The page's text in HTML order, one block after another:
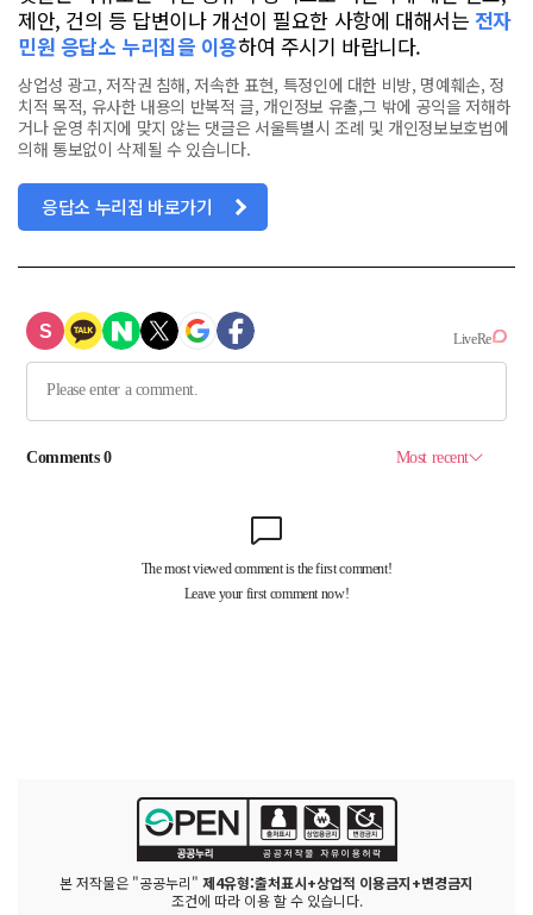
제안, 건의 등 답변이나 개선이 필요한 사항에 대해서는 전자
민원 응답소 누리집을 이용하여 주시기 바랍니다.
상업성 광고, 저작권 침해, 저속한 표현, 특정인에 대한 비방, 명예훼손, 정
치적 목적, 유사한 내용의 반복적 글, 개인정보 유출,그 밖에 공익을 저해하
거나 운영 취지에 맞지 않는 댓글은 서울특별시 조례 및 개인정보보호법에
의해 통보없이 삭제될 수 있습니다.
응답소 누리집 바로가기
본 저작물은 "공공누리" 제4유형:출처표시+상업적 이용금지+변경금지
조건에 따라 이용 할 수 있습니다.